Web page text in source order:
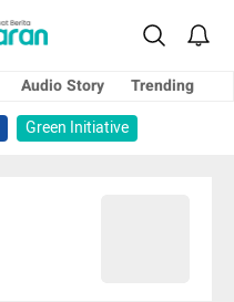
Audio Story
Trending
Green Initiative